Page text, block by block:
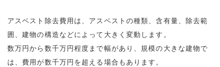
アスベスト除去費用は、アスベストの種類、含有量、除去範
囲、建物の構造などによって大きく変動します。
数万円から数千万円程度まで幅があり、規模の大きな建物で
は、費用が数千万円を超える場合もあります。